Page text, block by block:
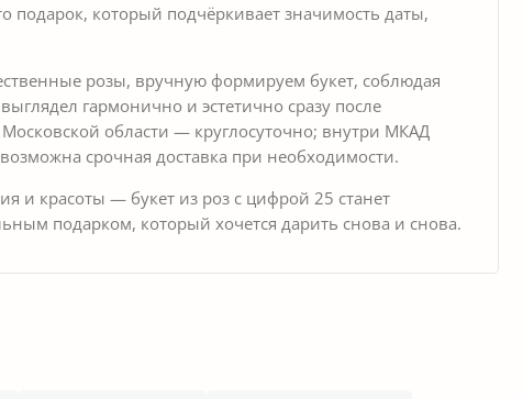
подарок, который подчёркивает значимость даты,
розы, вручную формируем букет, соблюдая
гармонично и эстетично сразу после
области — круглосуточно; внутри МКАД
срочная доставка при необходимости.
и красоты — букет из роз с цифрой 25 станет
подарком, который хочется дарить снова и снова.